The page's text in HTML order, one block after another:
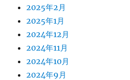
2025年2月
2025年1月
2024年12月
2024年11月
2024年10月
2024年9月